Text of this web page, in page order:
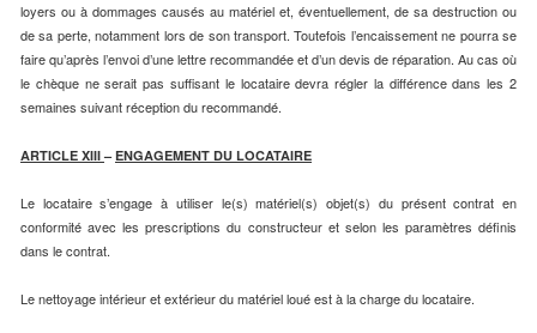
loyers ou à dommages causés au matériel et, éventuellement, de sa destruction ou
de sa perte, notamment lors de son transport. Toutefois l’encaissement ne pourra se
faire qu’après l’envoi d’une lettre recommandée et d’un devis de réparation. Au cas où
le chèque ne serait pas suffisant le locataire devra régler la différence dans les 2
semaines suivant réception du recommandé.
ARTICLE XIII –ENGAGEMENT DU LOCATAIRE
Le locataire s’engage à utiliser le(s) matériel(s) objet(s) du présent contrat en
conformité avec les prescriptions du constructeur et selon les paramètres définis
dans le contrat.
Le nettoyage intérieur et extérieur du matériel loué est à la charge du locataire.